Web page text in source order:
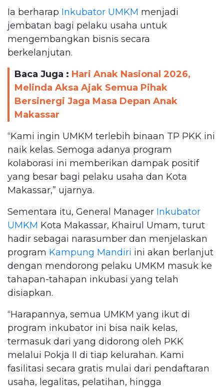
Ia berharap Inkubator UMKM menjadi
jembatan bagi pelaku usaha untuk
mengembangkan bisnis secara
berkelanjutan.
Baca Juga : Hari Anak Nasional 2026,
Melinda Aksa Ajak Semua Pihak
Bersinergi Jaga Masa Depan Anak
Makassar
“Kami ingin UMKM terlebih binaan TP PKK ini
naik kelas. Semoga adanya program
kolaborasi ini memberikan dampak positif
yang besar bagi pelaku usaha dan Kota
Makassar,” ujarnya.
Sementara itu, General Manager Inkubator
UMKM Kota Makassar, Khairul Umam, turut
hadir sebagai narasumber dan menjelaskan
program Kampung Mandiri ini akan berlanjut
dengan mendorong pelaku UMKM masuk ke
tahapan-tahapan inkubasi yang telah
disiapkan.
“Harapannya, semua UMKM yang ikut di
program inkubator ini bisa naik kelas,
termasuk dari yang didorong oleh PKK
melalui Pokja II di tiap kelurahan. Kami
fasilitasi secara gratis mulai dari pendaftaran
usaha, legalitas, pelatihan, hingga